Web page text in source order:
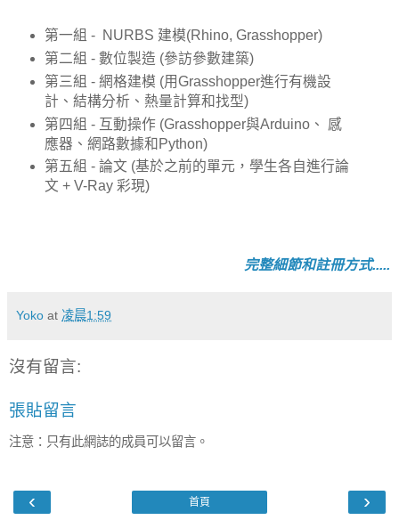
第一組 -
NURBS 建模(Rhino, Grasshopper)
第二組 - 數位製造 (參訪參數建築)
第三組 - 網格建模 (用Grasshopper進行有機設
計、結構分析、熱量計算和找型)
第四組 - 互動操作 (Grasshopper與Arduino、 感
應器、網路數據和Python)
第五組 - 論文 (基於之前的單元，學生各自進行論
文 + V-Ray 彩現)
完整細節和註冊方式.....
Yoko at 凌晨1:59
沒有留言:
張貼留言
注意：只有此網誌的成員可以留言。
‹ ›
首頁